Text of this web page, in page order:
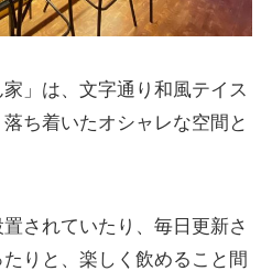
」は、文字通り和風テイス
ち着いたオシャレな空間と
されていたり、毎日更新さ
りと、楽しく飲めること間